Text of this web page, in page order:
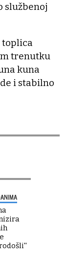
službenoj
toplica
trenutku
kuna
i stabilno